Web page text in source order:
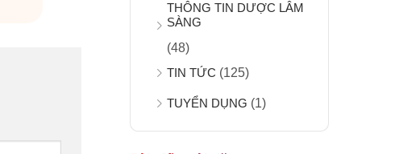
THÔNG TIN DƯỢC LÂM
SÀNG
(48)
TIN TỨC (125)
TUYỂN DỤNG (1)